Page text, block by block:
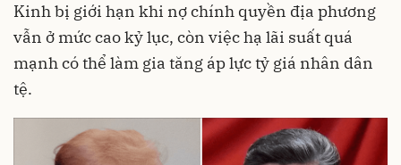
Kinh bị giới hạn khi nợ chính quyền địa phương
vẫn ở mức cao kỷ lục, còn việc hạ lãi suất quá
mạnh có thể làm gia tăng áp lực tỷ giá nhân dân
tệ.